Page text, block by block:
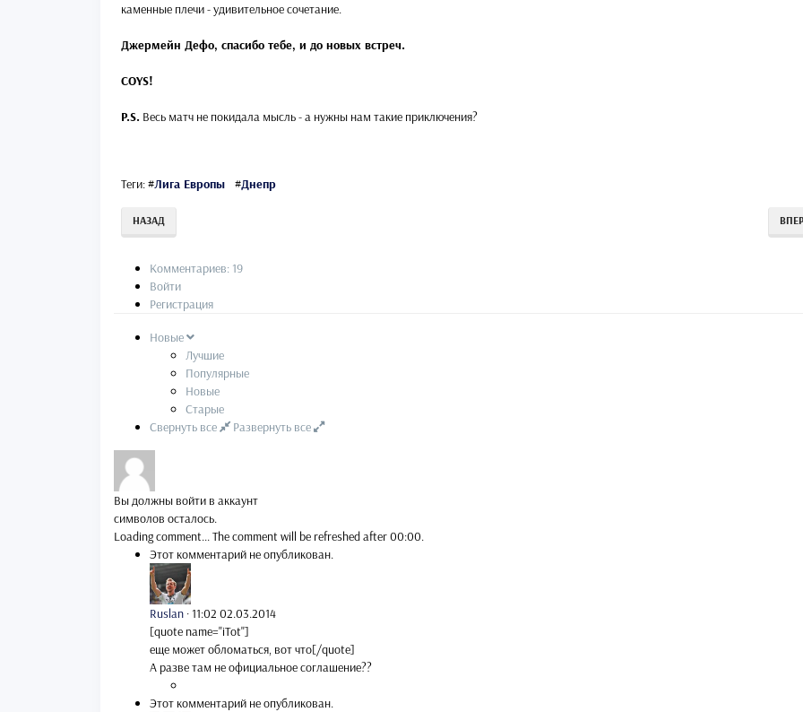
каменные плечи - удивительное сочетание.
Джермейн Дефо, спасибо тебе, и до новых встреч.
COYS!
P.S. Весь матч не покидала мысль - а нужны нам такие приключения?
Теги:#Лига Европы #Днепр
НАЗАД
Комментариев: 19
Войти
Регистрация
Новые
Лучшие
Популярные
Новые
Старые
Свернуть все
Развернуть все
Вы должны войти в аккаунт
символов осталось.
Loading comment...The comment will be refreshed after00:00.
Этот комментарий не опубликован.
Ruslan ·11:02 02.03.2014
[quote name="iTot"]
еще может обломаться, вот что[/quote]
А разве там не официальное соглашение??
Этот комментарий не опубликован.